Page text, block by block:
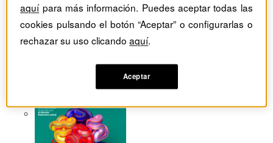
Dossieres
Revistas del mes
aquípara más información. Puedes aceptar todas las
cookies pulsando el botón “Aceptar” o configurarlas o
rechazar su uso clicandoaquí.
Aceptar